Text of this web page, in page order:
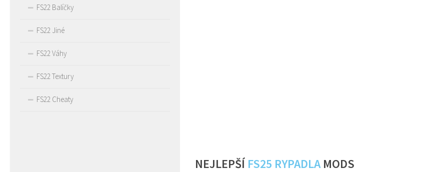
NEJLEPŠÍ FS25 RYPADLAMODS
FS22 Balíčky
FS22 Jiné
FS22 Váhy
FS22 Textury
FS22 Cheaty